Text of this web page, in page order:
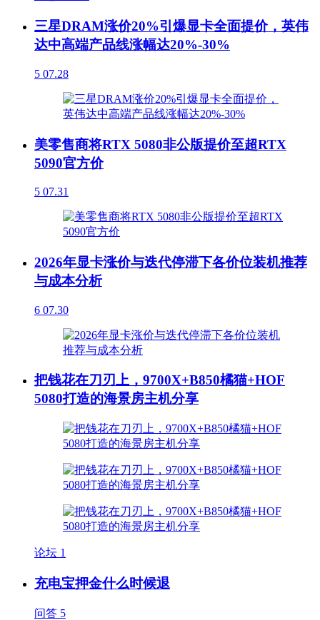
三星DRAM涨价20%引爆显卡全面提价，英伟
达中高端产品线涨幅达20%-30%
5 07.28
美零售商将RTX 5080非公版提价至超RTX
5090官方价
5 07.31
2026年显卡涨价与迭代停滞下各价位装机推荐
与成本分析
6 07.30
把钱花在刀刃上，9700X+B850橘猫+HOF
5080打造的海景房主机分享
论坛 1
充电宝押金什么时候退
问答 5